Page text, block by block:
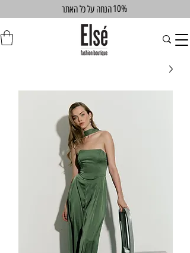
הנחה על כל האתר10%